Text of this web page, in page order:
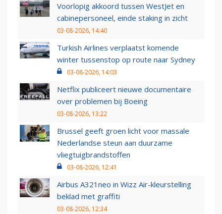
Voorlopig akkoord tussen WestJet en
cabinepersoneel, einde staking in zicht
03-08-2026, 14:40
Turkish Airlines verplaatst komende
winter tussenstop op route naar Sydney
03-08-2026, 14:03
Netflix publiceert nieuwe documentaire
over problemen bij Boeing
03-08-2026, 13:22
Brussel geeft groen licht voor massale
Nederlandse steun aan duurzame
vliegtuigbrandstoffen
03-08-2026, 12:41
Airbus A321neo in Wizz Air-kleurstelling
beklad met graffiti
03-08-2026, 12:34